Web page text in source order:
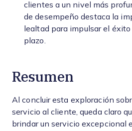
clientes a un nivel más
de desempeño destaca la
lealtad para impulsar el
plazo.
Resumen
Al concluir esta exploración
servicio al cliente, queda claro
brindar un servicio excepcional